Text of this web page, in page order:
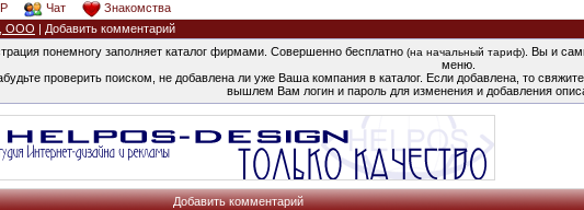
Чат
Знакомства
ООО | Добавить комментарий
понемногу заполняет каталог фирмами. Совершенно бесплатно (на начальный тариф). Вы и
меню.
проверить поиском, не добавлена ли уже Ваша компания в каталог. Если добавлена, то
вышлем Вам логин и пароль для изменения и добавления
Добавить комментарий